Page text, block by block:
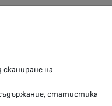
на
статистика